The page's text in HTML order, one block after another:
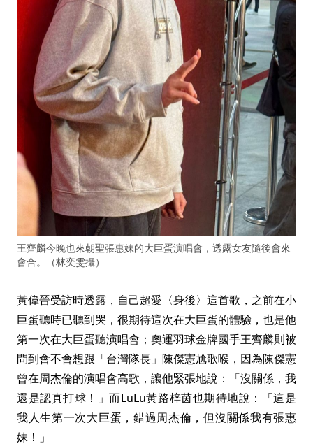
王齊麟今晚也來朝聖張惠妹的大巨蛋演唱會，透露女友隨後會來
會合。（林奕雯攝）
黃偉晉受訪時透露，自己超愛〈身後〉這首歌，之前在小
巨蛋聽時已聽到哭，很期待這次在大巨蛋的體驗，也是他
第一次在大巨蛋聽演唱會；奧運羽球金牌國手王齊麟則被
問到會不會想跟「台灣隊長」陳傑憲尬歌喉，因為陳傑憲
曾在周杰倫的演唱會高歌，讓他緊張地說：「沒關係，我
還是認真打球！」而LuLu黃路梓茵也期待地說：「這是
我人生第一次大巨蛋，錯過周杰倫，但沒關係我有張惠
妹！」